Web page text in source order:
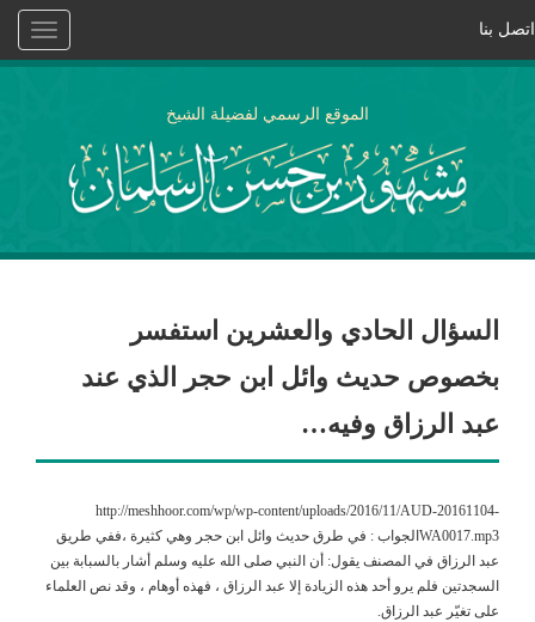
Toggle
اتصل بنا
الموقع الرسمي لفضيلة الشيخ
السؤال الحادي والعشرين استفسر
بخصوص حديث وائل ابن حجر الذي عند
عبد الرزاق وفيه…
http://meshhoor.com/wp/wp-content/uploads/2016/11/AUD-20161104-
WA0017.mp3الجواب : في طرق حديث وائل ابن حجر وهي كثيرة ،ففي طريق
عبد الرزاق في المصنف يقول: أن النبي صلى الله عليه وسلم أشار بالسبابة بين
السجدتين فلم يرو أحد هذه الزيادة إلا عبد الرزاق ، فهذه أوهام ، وقد نص العلماء
على تغيّر عبد الرزاق.